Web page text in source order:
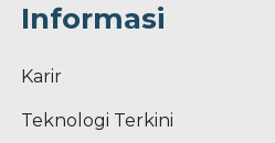
Informasi
Karir
Teknologi Terkini